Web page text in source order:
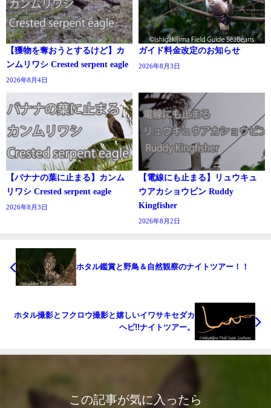
【獲物を奪おうとするけど】カ
ンムリワシ Crested serpent eagle
2026年8月4日
ガイド料金改定のお知らせ
2026年8月3日
【バナナの葉に止まる】カンム
リワシ Crested serpent eagle
2026年8月3日
【電線にも止まる】リュウキュ
ウアカショウビン Ruddy
Kingfisher
2026年8月2日
ホタル鑑賞と野鳥＆自然観察のナイトツアー！！
ホタル撮影とフクロウ撮影と嬉しいイワサキセダカ
ヘビ!!ナイトツアー。
この記事が気に入ったら